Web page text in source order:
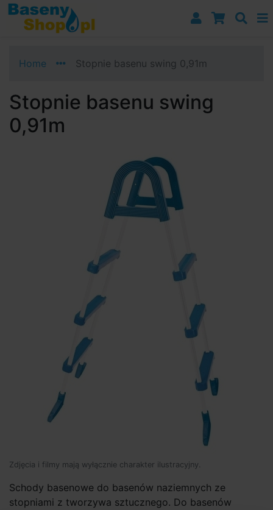
Przejdź do nawigacji
Przejdź do treści
Przejdź do paska bocznego
Home Stopnie basenu swing 0,91m
Stopnie basenu swing
0,91m
Zdjęcia i filmy mają wyłącznie charakter ilustracyjny.
Schody basenowe do basenów naziemnych ze
stopniami z tworzywa sztucznego. Do basenów